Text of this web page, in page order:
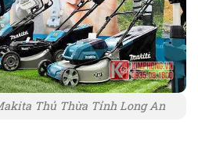
Thủ Thừa Tỉnh Long An